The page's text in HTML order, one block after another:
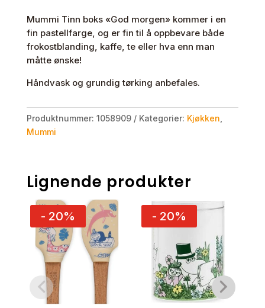
morgen"
antall
Mummi Tinn boks «God morgen» kommer i en
fin pastellfarge, og er fin til å oppbevare både
frokostblanding, kaffe, te eller hva enn man
måtte ønske!
Håndvask og grundig tørking anbefales.
Produktnummer: 1058909 Kategorier: Kjøkken
Mummi
Lignende produkter
- 20% - 20%